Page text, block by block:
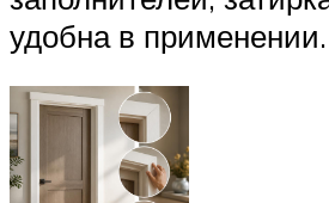
удобна в применении.